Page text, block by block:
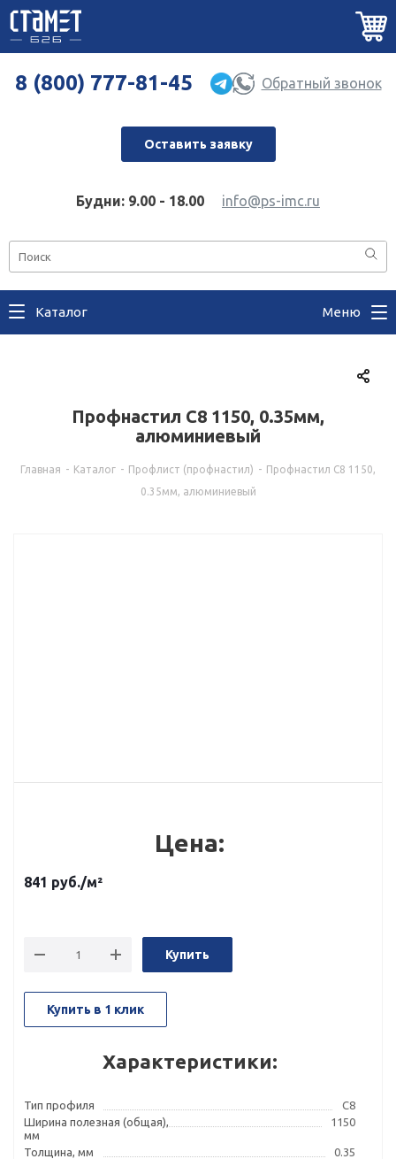
8 (800) 777-81-45 Обратный звонок
Оставить заявку
Будни: 9.00 - 18.00 info@ps-imc.ru
Каталог Меню
Профнастил С8 1150, 0.35мм,
алюминиевый
Главная - Каталог - Профлист (профнастил) - Профнастил С8 1150,
0.35мм, алюминиевый
Цена:
841 руб./м²
Купить
Купить в 1 клик
Характеристики:
Тип профиля
С8
Ширина полезная (общая),
мм
1150
Толщина, мм
0.35